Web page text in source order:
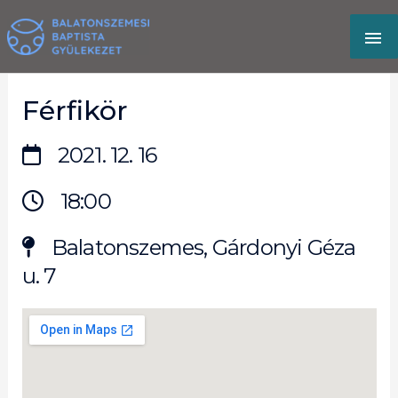
to
content
Férfikör
2021. 12. 16
18:00
Balatonszemes, Gárdonyi Géza
u. 7